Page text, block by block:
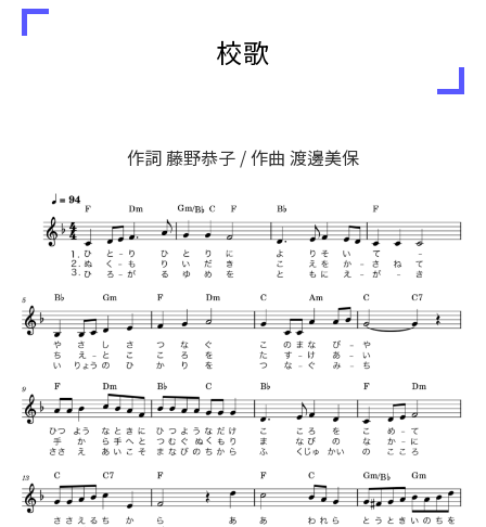
校歌
作詞 藤野恭子 / 作曲 渡邊美保